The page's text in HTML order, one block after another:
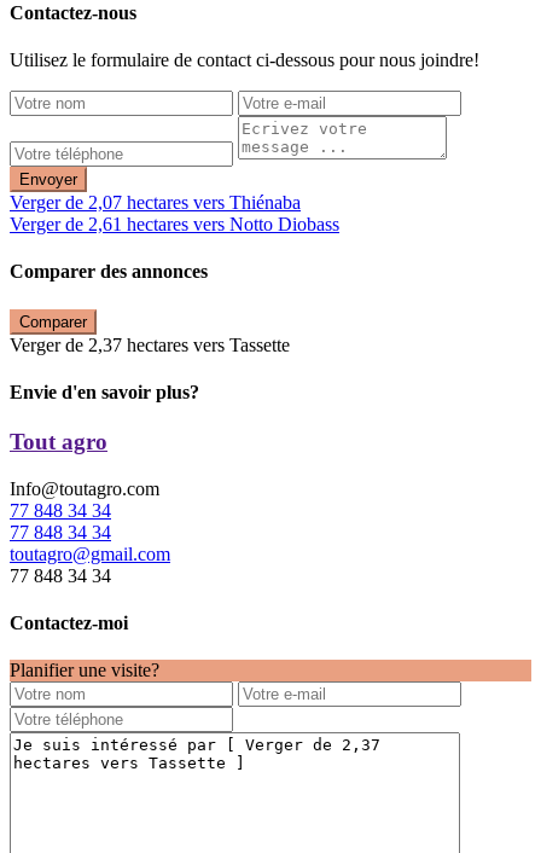
Contactez-nous
Utilisez le formulaire de contact ci-dessous pour nous joindre!
Envoyer
Verger de 2,07 hectares vers Thiénaba
Verger de 2,61 hectares vers Notto Diobass
Comparer des annonces
Comparer
Verger de 2,37 hectares vers Tassette
Envie d'en savoir plus?
Tout agro
Info@toutagro.com
77 848 34 34
77 848 34 34
toutagro@gmail.com
77 848 34 34
Contactez-moi
Planifier une visite?